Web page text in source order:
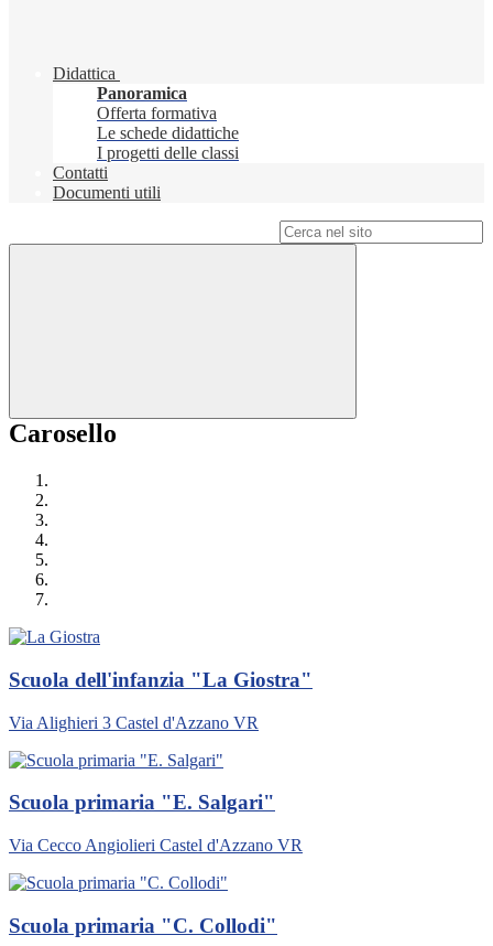
Didattica
Panoramica
Offerta formativa
Le schede didattiche
I progetti delle classi
Contatti
Documenti utili
Carosello
Scuola dell'infanzia "La Giostra"
Via Alighieri 3 Castel d'Azzano VR
Scuola primaria "E. Salgari"
Via Cecco Angiolieri Castel d'Azzano VR
Scuola primaria "C. Collodi"